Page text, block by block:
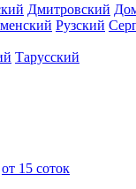
Дмитровский
Рузский
Тарусский
от 15 соток